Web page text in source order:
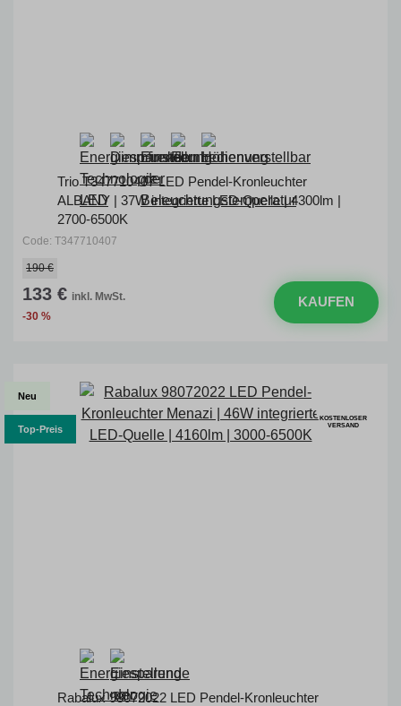
Trio T347710407 LED Pendel-Kronleuchter
ALBANY | 37W integrierte LED-Quelle | 4300lm |
2700-6500K
Code: T347710407
190 €
133 € inkl. MwSt.
-30 %
KAUFEN
Neu
Top-Preis
KOSTENLOSER
VERSAND
Rabalux 98072022 LED Pendel-Kronleuchter